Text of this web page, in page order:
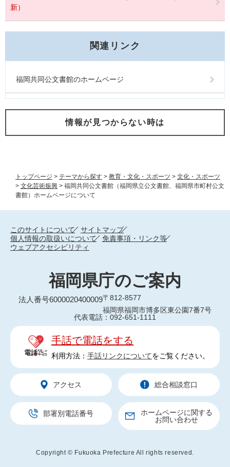
トップページ > テーマから探す > 教育・文化・スポーツ > 文化・スポーツ
> 文化芸術振興 > 福岡共同公文書館（福岡県立公文書館、福岡県市町村公文
書館）ホームページについて
新）
関連リンク
福岡共同公文書館のホームページ
情報が見つからない時は
このサイトについて
サイトマップ
個人情報の取扱いについて
免責事項・リンク等
ウェブアクセシビリティ
福岡県庁のご案内
法人番号6000020400009〒812-8577
福岡県福岡市博多区東公園7番7号
代表電話：092-651-1111
手話で電話をする
利用方法： 手話リンクについてをご覧ください。
アクセス 総合相談窓口
部署別電話番号
ホームページに関する
お問い合わせ
Copyright © Fukuoka Prefecture All rights reserved.